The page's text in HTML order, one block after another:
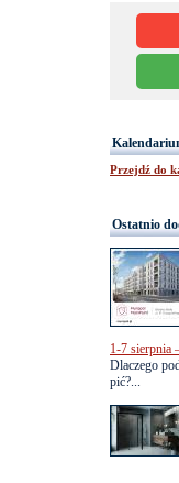
Przejdź do
Ostatnio
1-7 sierpnia
Dlaczego
pić?...